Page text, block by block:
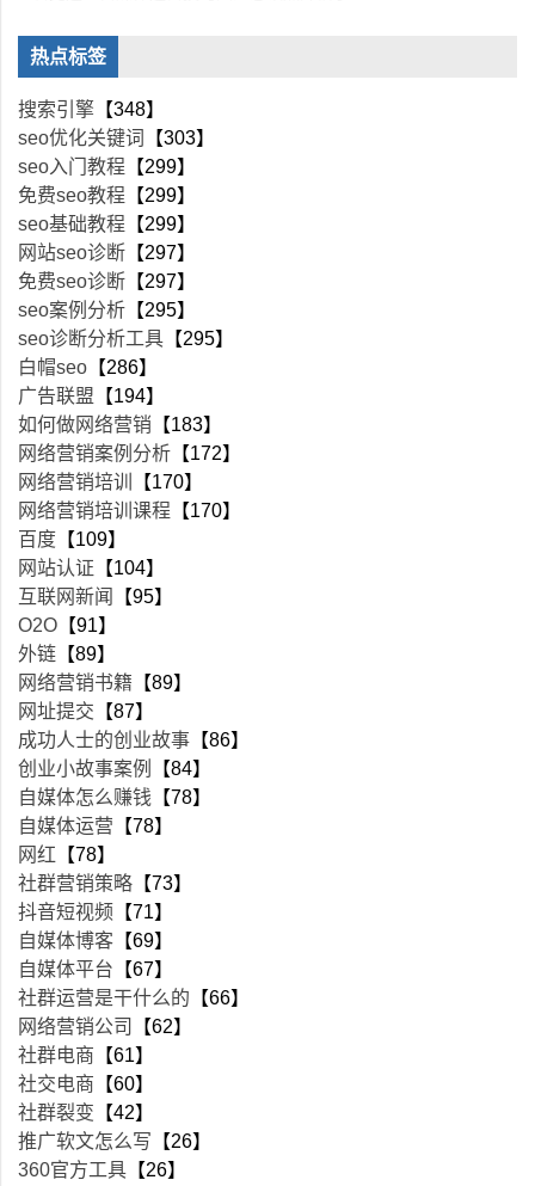
热点标签
搜索引擎 【348】
seo优化关键词
【303】
seo入门教程 【299】
免费seo教程 【299】
seo基础教程 【299】
网站seo诊断 【297】
免费seo诊断 【297】
seo案例分析 【295】
seo诊断分析工具 【295】
白帽seo 【286】
广告联盟 【194】
如何做网络营销 【183】
网络营销案例分析 【172】
网络营销培训
【170】
网络营销培训课程 【170】
百度 【109】
网站认证 【104】
互联网新闻
【95】
O2O 【91】
外链 【89】
网络营销书籍 【89】
网址提交 【87】
成功人士的创业故事 【86】
创业小故事案例
【84】
自媒体怎么赚钱 【78】
自媒体运营 【78】
网红 【78】
社群营销策略 【73】
抖音短视频 【71】
自媒体博客 【69】
自媒体平台 【67】
社群运营是干什么的 【66】
网络营销公司
【62】
社群电商 【61】
社交电商 【60】
社群裂变 【42】
推广软文怎么写 【26】
360官方工具 【26】